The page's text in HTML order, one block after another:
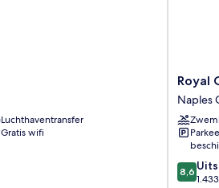
Luchthaventransfer
Gratis wifi
Royal
Hotel
Naples
Naples
City
Centre
Royal
Naples
8.6
van
8,6